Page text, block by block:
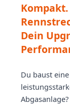
Dein
Du baust